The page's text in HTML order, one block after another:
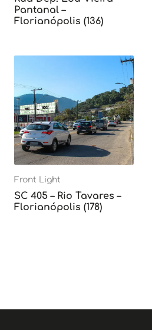
Pantanal –
Florianópolis (136)
Front Light
SC 405 – Rio Tavares –
Florianópolis (178)